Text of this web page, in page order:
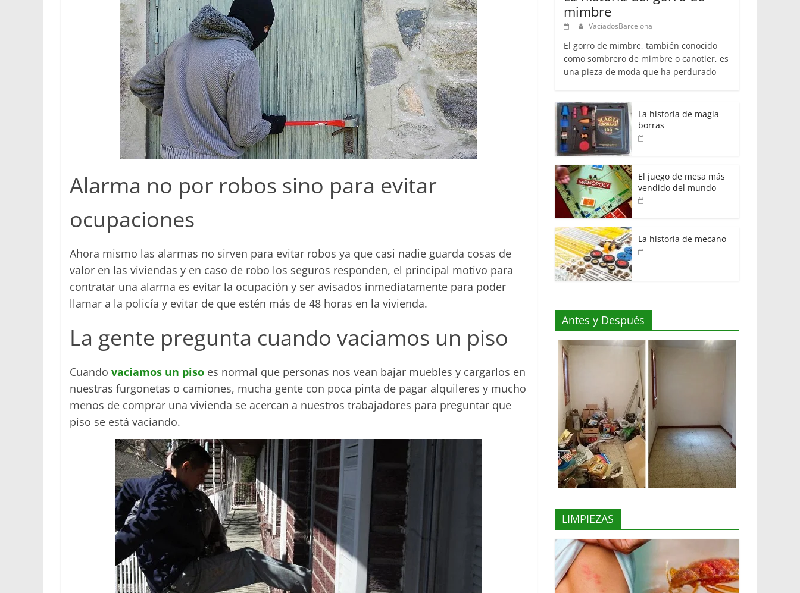
Alarma no por robos sino para evitar
ocupaciones
Ahora mismo las alarmas no sirven para evitar robos ya que casi nadie guarda cosas de
valor en las viviendas y en caso de robo los seguros responden, el principal motivo para
contratar una alarma es evitar la ocupación y ser avisados inmediatamente para poder
llamar a la policía y evitar de que estén más de 48 horas en la vivienda.
La gente pregunta cuando vaciamos un piso
Cuando vaciamos un piso es normal que personas nos vean bajar muebles y cargarlos en
nuestras furgonetas o camiones, mucha gente con poca pinta de pagar alquileres y mucho
menos de comprar una vivienda se acercan a nuestros trabajadores para preguntar que
piso se está vaciando.
mimbre
VaciadosBarcelona
El gorro de mimbre, también conocido
como sombrero de mimbre o canotier, es
una pieza de moda que ha perdurado
La historia de magia
borras
El juego de mesa más
vendido del mundo
La historia de mecano
Antes y Después
LIMPIEZAS